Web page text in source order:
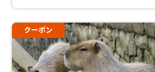
クーポン